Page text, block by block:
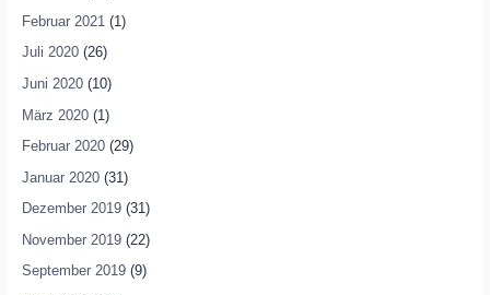
Februar 2021 (1)
Juli 2020(26)
Juni 2020(10)
März 2020(1)
Februar 2020(29)
Januar 2020(31)
Dezember 2019(31)
November 2019(22)
September 2019(9)